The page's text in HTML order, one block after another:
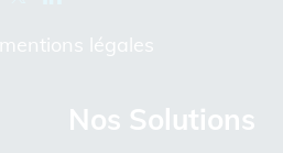
mentions légales
Nos Solutions